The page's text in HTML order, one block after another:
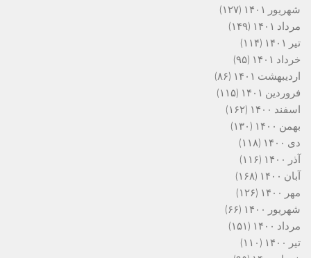
شهریور ۱۴۰۱
(۱۲۷)
مرداد ۱۴۰۱
(۱۴۹)
تیر ۱۴۰۱
(۱۱۴)
خرداد ۱۴۰۱
(۹۵)
اردیبهشت ۱۴۰۱
(۸۶)
فروردین ۱۴۰۱
(۱۱۵)
اسفند ۱۴۰۰
(۱۶۲)
بهمن ۱۴۰۰
(۱۳۰)
دی ۱۴۰۰
(۱۱۸)
آذر ۱۴۰۰
(۱۱۶)
آبان ۱۴۰۰
(۱۶۸)
مهر ۱۴۰۰
(۱۲۶)
شهریور ۱۴۰۰
(۶۶)
مرداد ۱۴۰۰
(۱۵۱)
تیر ۱۴۰۰
(۱۱۰)